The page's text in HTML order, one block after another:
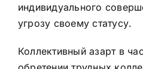
индивидуального
угрозу своему статусу.
Коллективный азарт в